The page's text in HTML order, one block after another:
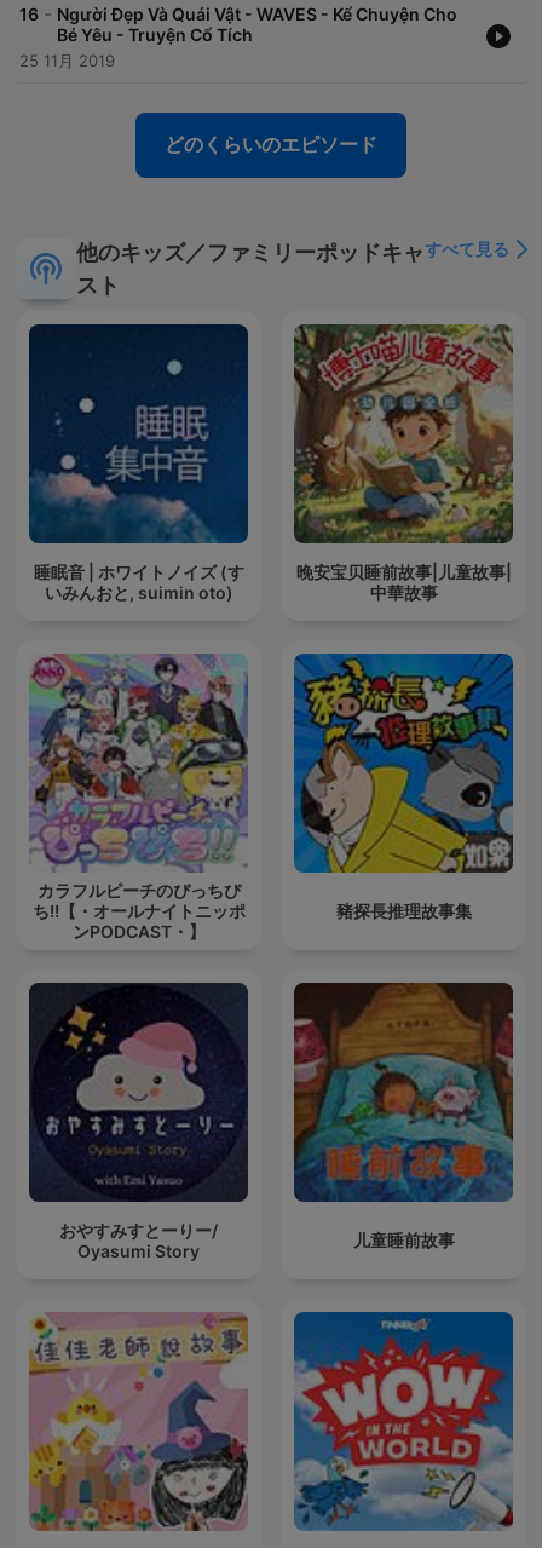
16 - Người Đẹp Và Quái Vật - WAVES - Kể Chuyện Cho
Bé Yêu - Truyện Cổ Tích
25 11月 2019
どのくらいのエピソード
他のキッズ／ファミリーポッドキャ
スト
すべて見る
睡眠音 | ホワイトノイズ (す
いみんおと, suimin oto)
晚安宝贝睡前故事|儿童故事|
中華故事
カラフルピーチのぴっちぴ
ち!!【・オールナイトニッポ
ンPODCAST・】
豬探長推理故事集
おやすみすとーりー/
Oyasumi Story
儿童睡前故事